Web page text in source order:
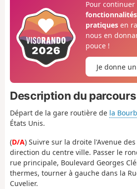
Pour
pratiquesen
nous en
pouce !
Je donne
Description du parcours
Départ de la gare routière de la
États Unis.
(D/A) Suivre sur la droite l'Avenue
direction du centre ville. Passer le
rue principale, Boulevard Georges
thermes, tourner à gauche dans la
Cuvelier.